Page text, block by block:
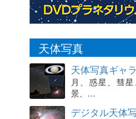
天体写真
天体写真ギャ
月、惑星、彗
景、…
デジタル天体